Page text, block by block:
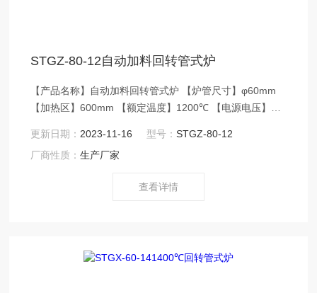
STGZ-80-12自动加料回转管式炉
【产品名称】自动加料回转管式炉 【炉管尺寸】φ60mm
【加热区】600mm 【额定温度】1200℃ 【电源电压】
动加料回转管式炉主要应用于无机非金属化合物材料、锂
电正负极材料、陶瓷材料、新能源和新材料行业的颗粒粉
更新日期： 2023-11-16 型号：STGZ-80-12
厂商性质：生产厂家
查看详情